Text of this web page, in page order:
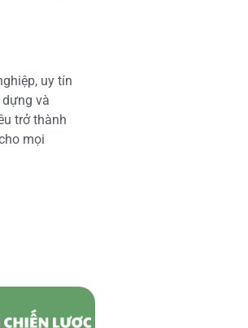
uy tín
và
trở thành
mọi